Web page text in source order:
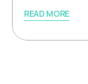
READ MORE